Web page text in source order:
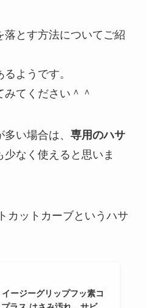
落とす方法についてご紹
ようです。
てください＾＾
い場合は、 専用のハサ
なく使えると思いま
カットカーブというハサ
ージーグリップフッ素コ